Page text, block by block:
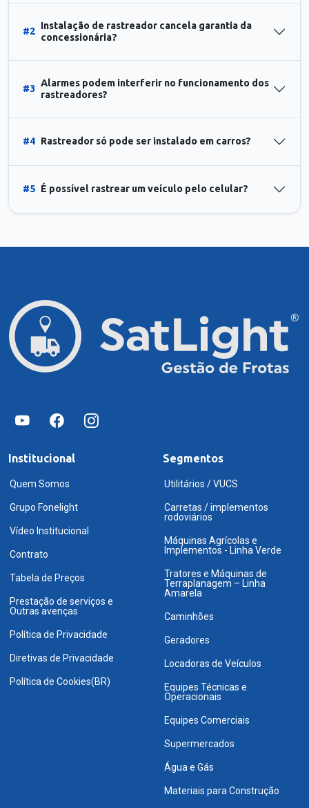
#2
Instalação de rastreador cancela garantia da
concessionária?
#3
Alarmes podem interferir no funcionamento dos
rastreadores?
#4 Rastreador só pode ser instalado em carros?
#5 É possível rastrear um veículo pelo celular?
Institucional
Quem Somos
Grupo Fonelight
Vídeo Institucional
Contrato
Tabela de Preços
Prestação de serviços e
Outras avenças
Política de Privacidade
Diretivas de Privacidade
Política de Cookies(BR)
Segmentos
Utilitários / VUCS
Carretas / implementos
rodoviários
Máquinas Agrícolas e
Implementos - Linha Verde
Tratores e Máquinas de
Terraplanagem – Linha
Amarela
Caminhões
Geradores
Locadoras de Veículos
Equipes Técnicas e
Operacionais
Equipes Comerciais
Supermercados
Água e Gás
Materiais para Construção